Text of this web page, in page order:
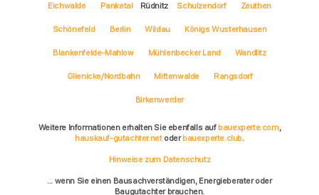
Eichwalde Panketal Rüdnitz Schulzendorf Zeuthen
Schönefeld Berlin Wildau Königs Wusterhausen
Blankenfelde-Mahlow Mühlenbecker Land Wandlitz
Glienicke/Nordbahn Mittenwalde Rangsdorf
Birkenwerder
Weitere Informationen erhalten Sie ebenfalls auf bauexperte.com,
hauskauf-gutachter.netoderbauexperte.club.
Hinweise zum Datenschutz
... wenn Sie einen Bausachverständigen, Energieberater oder
Baugutachter brauchen.